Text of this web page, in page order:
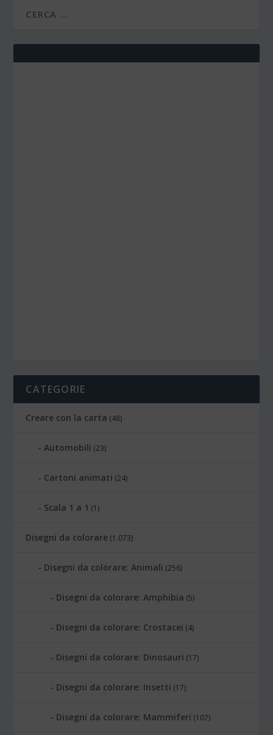
CATEGORIE
Creare con la carta (48)
Automobili (23)
Cartoni animati (24)
Scala 1 a 1 (1)
Disegni da colorare (1.073)
Disegni da colorare: Animali (256)
Disegni da colorare: Amphibia (5)
Disegni da colorare: Crostacei (4)
Disegni da colorare: Dinosauri (17)
Disegni da colorare: Insetti (17)
Disegni da colorare: Mammiferi (107)